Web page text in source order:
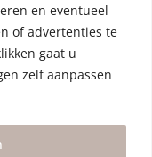
en eventueel
of advertenties te
gaat u
zelf aanpassen